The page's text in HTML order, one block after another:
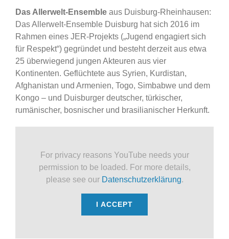
Das Allerwelt-Ensemble aus Duisburg-Rheinhausen:
Das Allerwelt-Ensemble Duisburg hat sich 2016 im
Rahmen eines JER-Projekts („Jugend engagiert sich
für Respekt“) gegründet und besteht derzeit aus etwa
25 überwiegend jungen Akteuren aus vier
Kontinenten. Geflüchtete aus Syrien, Kurdistan,
Afghanistan und Armenien, Togo, Simbabwe und dem
Kongo – und Duisburger deutscher, türkischer,
rumänischer, bosnischer und brasilianischer Herkunft.
For privacy reasons YouTube needs your
permission to be loaded. For more details,
please see our Datenschutzerklärung.
I ACCEPT